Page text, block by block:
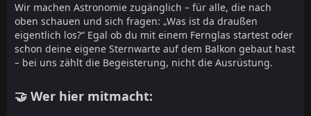
Wir machen Astronomie zugänglich – für alle, die nach
oben schauen und sich fragen: „Was ist da draußen
eigentlich los?“ Egal ob du mit einem Fernglas startest oder
schon deine eigene Sternwarte auf dem Balkon gebaut hast
– bei uns zählt die Begeisterung, nicht die Ausrüstung.
🤝 Wer hier mitmacht: